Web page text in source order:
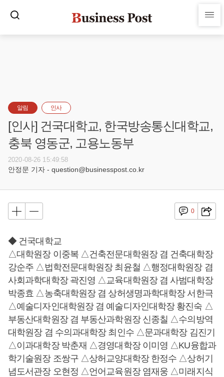
알림 인사
[인사] 건국대학교, 한국방송통신대학교,
충북 영동군, 고용노동부
2020-08-26 15:49:58
안정문 기자 - question@businesspost.co.kr
0
◆ 건국대학교
△대학원장 이중복 △건축전문대학원장 겸 건축대학장
강순주 △법학전문대학원장 최윤철 △행정대학원장 겸
사회과학대학장 곽진영 △교육대학원장 겸 사범대학장
박종효 △농축대학원장 겸 상허생명과학대학장 서한극
△예술디자인대학원장 겸 예술디자인대학장 황진숙 △
부동산대학원장 겸 부동산과학원장 신종칠 △수의방역
대학원장 겸 수의과대학장 최인수 △문과대학장 김진기
△이과대학장 박춘재 △경영대학장 이미영 △KU융합과
학기술원장 조쌍구 △상허교양대학장 한정수 △상허기
념도서관장 오현정 △언어교육원장 염재웅 △미래지식